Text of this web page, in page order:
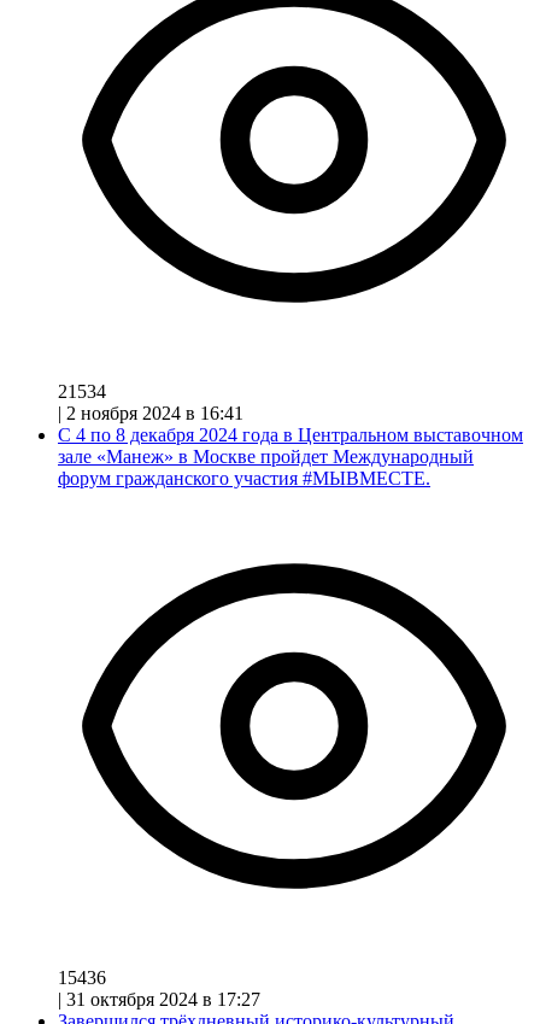
21534
| 2 ноября 2024 в 16:41
С 4 по 8 декабря 2024 года в Центральном выставочном
зале «Манеж» в Москве пройдет Международный
форум гражданского участия #МЫВМЕСТЕ.
15436
| 31 октября 2024 в 17:27